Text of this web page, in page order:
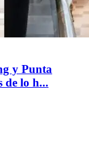
y Punta
de lo h...